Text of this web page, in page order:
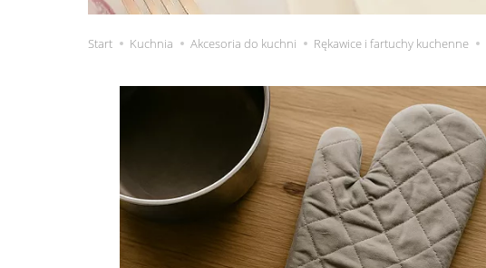
Start Kuchnia Akcesoria do kuchni Rękawice i fartuchy kuchenne